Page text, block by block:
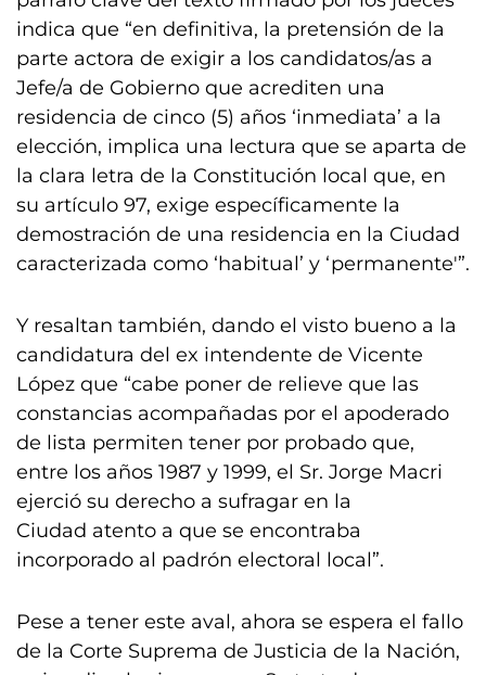
indica que “en definitiva, la pretensión de la
parte actora de exigir a los candidatos/as a
Jefe/a de Gobierno que acrediten una
residencia de cinco (5) años ‘inmediata’ a la
elección, implica una lectura que se aparta de
la clara letra de la Constitución local que, en
su artículo 97, exige específicamente la
demostración de una residencia en la Ciudad
caracterizada como ‘habitual’ y ‘permanente'”.
Y resaltan también, dando el visto bueno a la
candidatura del ex intendente de Vicente
López que “cabe poner de relieve que las
constancias acompañadas por el apoderado
de lista permiten tener por probado que,
entre los años 1987 y 1999, el Sr. Jorge Macri
ejerció su derecho a sufragar en la
Ciudad atento a que se encontraba
incorporado al padrón electoral local”.
Pese a tener este aval, ahora se espera el fallo
de la Corte Suprema de Justicia de la Nación,